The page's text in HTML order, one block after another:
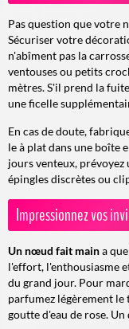
Pas question que votre
Sécuriser votre
n'abîment pas la
ventouses ou petits
mètres. S'il prend la
une ficelle
En cas de doute,
le à plat dans une boîte
jours venteux, prévoyez
épingles discrètes ou
Impressionnez vos
Un nœud fait maina
l'effort, l'enthousiasme
du grand jour. Pour
parfumez légèrement le
goutte d'eau de rose.